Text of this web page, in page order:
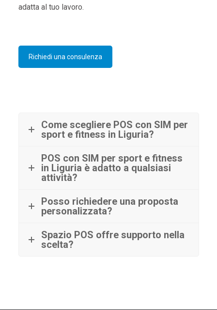
adatta al tuo lavoro.
Richiedi una consulenza
Come scegliere POS con SIM per
sport e fitness in Liguria?
POS con SIM per sport e fitness
in Liguria è adatto a qualsiasi
attività?
Posso richiedere una proposta
personalizzata?
Spazio POS offre supporto nella
scelta?